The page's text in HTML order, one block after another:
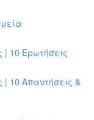
10 Ερωτήσεις
10 Απαντήσεις &